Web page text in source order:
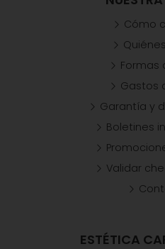
ESTÉTICA
Cómo
Formas
Gastos
Garantía y
Boletines
Validar